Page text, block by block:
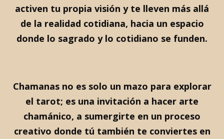
activen tu propia visión y te lleven más allá
de la realidad cotidiana, hacia un espacio
donde lo sagrado y lo cotidiano se funden.
Chamanas no es solo un mazo para explorar
el tarot; es una invitación a hacer arte
chamánico, a sumergirte en un proceso
creativo donde tú también te conviertes en